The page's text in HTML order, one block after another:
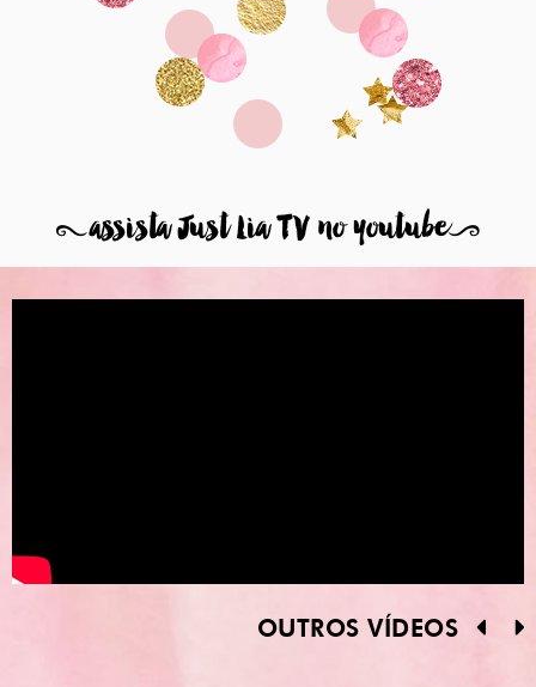
8assista Just Lia TV no youtube9
OUTROS VÍDEOS